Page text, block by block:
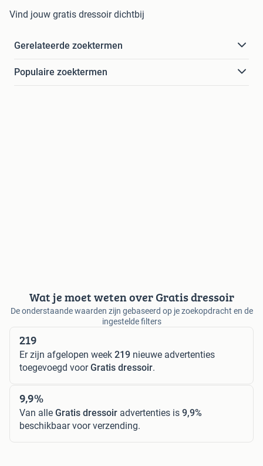
Vind jouw gratis dressoir dichtbij
Gerelateerde zoektermen
Populaire zoektermen
Wat je moet weten over Gratis dressoir
De onderstaande waarden zijn gebaseerd op je zoekopdracht en de
ingestelde filters
219
Er zijn afgelopen week 219 nieuwe advertenties
toegevoegd voorGratis dressoir.
9,9%
Van alle Gratis dressoir advertenties is 9,9%
beschikbaar voor verzending.